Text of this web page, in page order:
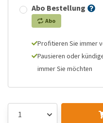
Abo Bestellung
Abo
Profitieren Sie immer
Pausieren oder
immer Sie möchten